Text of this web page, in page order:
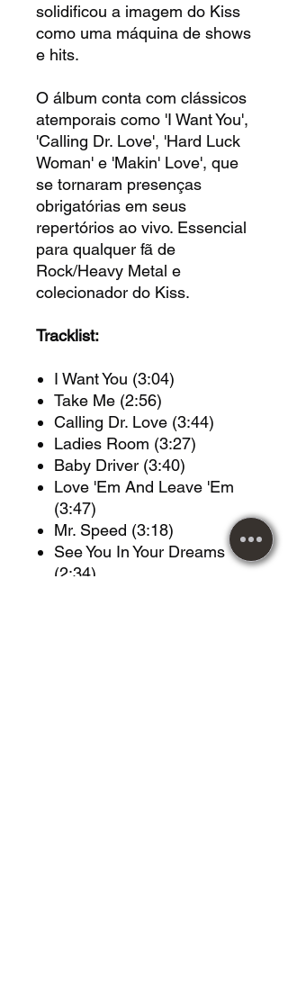
solidificou a imagem do Kiss
como uma máquina de shows
e hits.
O álbum conta com clássicos
atemporais como 'I Want You',
'Calling Dr. Love', 'Hard Luck
Woman' e 'Makin' Love', que
se tornaram presenças
obrigatórias em seus
repertórios ao vivo. Essencial
para qualquer fã de
Rock/Heavy Metal e
colecionador do Kiss.
Tracklist:
I Want You (3:04)
Take Me (2:56)
Calling Dr. Love (3:44)
Ladies Room (3:27)
Baby Driver (3:40)
Love 'Em And Leave 'Em
(3:47)
Mr. Speed (3:18)
See You In Your Dreams
(2:34)